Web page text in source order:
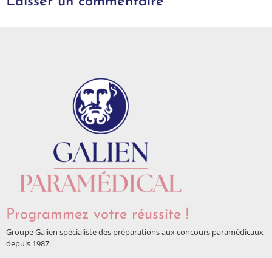
Programmez votre réussite !
Groupe Galien spécialiste des préparations aux concours paramédicaux
depuis 1987.